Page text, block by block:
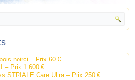
noirci – Prix 60 €
– Prix 1 600 €
STRIALE Care Ultra – Prix 250 €